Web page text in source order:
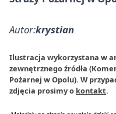
Autor:krystian
Ilustracja wykorzystana w
zewnętrznego źródła
Pożarnej w Opolu). W
zdjęcia prosimy o kontakt.